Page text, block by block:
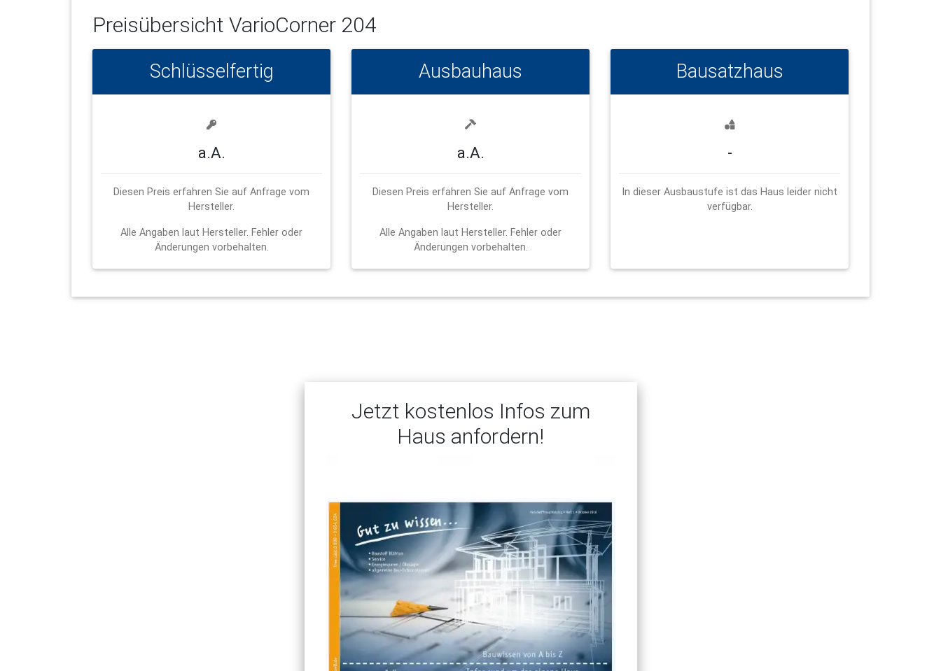
Preisübersicht VarioCorner 204
Schlüsselfertig
a.A.
Diesen Preis erfahren Sie auf Anfrage vom
Hersteller.
Alle Angaben laut Hersteller. Fehler oder
Änderungen vorbehalten.
Ausbauhaus
a.A.
Diesen Preis erfahren Sie auf Anfrage vom
Hersteller.
Alle Angaben laut Hersteller. Fehler oder
Änderungen vorbehalten.
Bausatzhaus
-
In dieser Ausbaustufe ist das Haus leider nicht
verfügbar.
Jetzt kostenlos Infos zum
Haus anfordern!